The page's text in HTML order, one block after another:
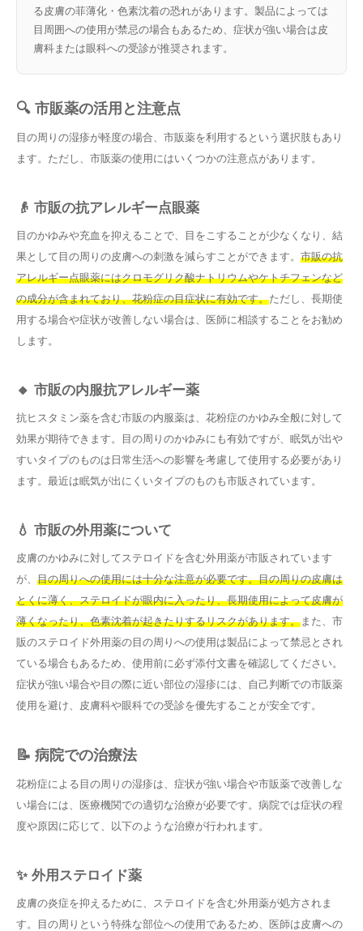
る皮膚の菲薄化・色素沈着の恐れがあります。製品によっては
目周囲への使用が禁忌の場合もあるため、症状が強い場合は皮
膚科または眼科への受診が推奨されます。
🔍 市販薬の活用と注意点
目の周りの湿疹が軽度の場合、市販薬を利用するという選択肢もあり
ます。ただし、市販薬の使用にはいくつかの注意点があります。
👴 市販の抗アレルギー点眼薬
目のかゆみや充血を抑えることで、目をこすることが少なくなり、結
果として目の周りの皮膚への刺激を減らすことができます。 市販の抗
アレルギー点眼薬にはクロモグリク酸ナトリウムやケトチフェンなど
の成分が含まれており、花粉症の目症状に有効です。ただし、長期使
用する場合や症状が改善しない場合は、医師に相談することをお勧め
します。
🔸 市販の内服抗アレルギー薬
抗ヒスタミン薬を含む市販の内服薬は、花粉症のかゆみ全般に対して
効果が期待できます。目の周りのかゆみにも有効ですが、眠気が出や
すいタイプのものは日常生活への影響を考慮して使用する必要があり
ます。最近は眠気が出にくいタイプのものも市販されています。
💧 市販の外用薬について
皮膚のかゆみに対してステロイドを含む外用薬が市販されています
が、 目の周りへの使用には十分な注意が必要です。目の周りの皮膚は
とくに薄く、ステロイドが眼内に入ったり、長期使用によって皮膚が
薄くなったり、色素沈着が起きたりするリスクがあります。 また、市
販のステロイド外用薬の目の周りへの使用は製品によって禁忌とされ
ている場合もあるため、使用前に必ず添付文書を確認してください。
症状が強い場合や目の際に近い部位の湿疹には、自己判断での市販薬
使用を避け、皮膚科や眼科での受診を優先することが安全です。
📝 病院での治療法
花粉症による目の周りの湿疹は、症状が強い場合や市販薬で改善しな
い場合には、医療機関での適切な治療が必要です。病院では症状の程
度や原因に応じて、以下のような治療が行われます。
✨ 外用ステロイド薬
皮膚の炎症を抑えるために、ステロイドを含む外用薬が処方されま
す。目の周りという特殊な部位への使用であるため、医師は皮膚への